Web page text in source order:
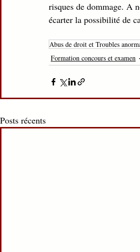
risques de dommage. A
écarter la possibilité de
Abus de droit et Troubles
Formation concours et examen
Posts récents